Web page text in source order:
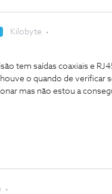
Kilobyte
tem saídas coaxiais e
o quando de verificar
mas não estou a